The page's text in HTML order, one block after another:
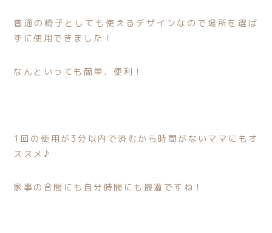
普通の椅子としても使えるデザインなので場所を選ば
ずに使用できました！
なんといっても簡単、便利！
1回の使用が3分以内で済むから時間がないママにもオ
ススメ♪
家事の合間にも自分時間にも最適ですね！